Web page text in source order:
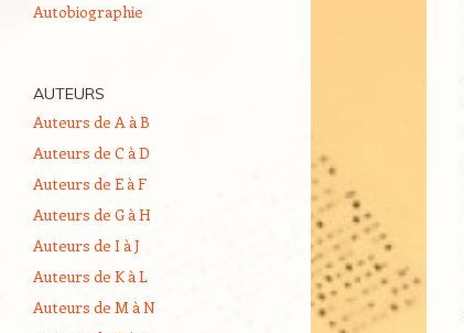
Autobiographie
AUTEURS
Auteurs de A à B
Auteurs de C à D
Auteurs de E à F
Auteurs de G à H
Auteurs de I à J
Auteurs de K à L
Auteurs de M à N